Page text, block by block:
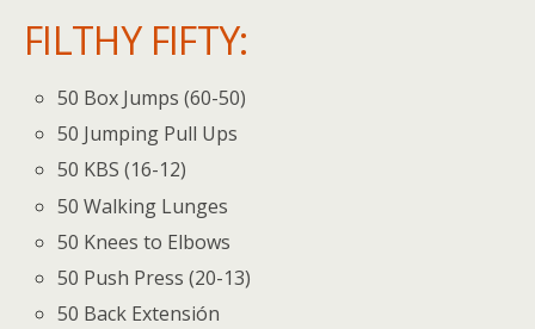
FILTHY FIFTY:
50 Box Jumps (60-50)
50 Jumping Pull Ups
50 KBS (16-12)
50 Walking Lunges
50 Knees to Elbows
50 Push Press (20-13)
50 Back Extensión